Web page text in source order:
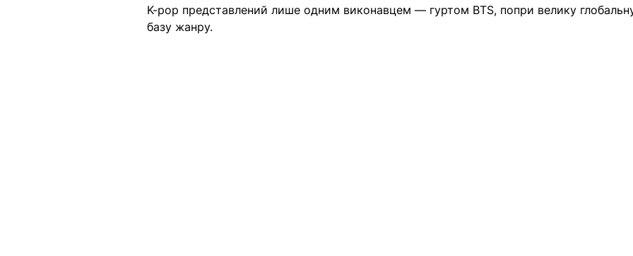
K-pop представлений лише одним виконавцем — гуртом BTS, попри велику
базу жанру.